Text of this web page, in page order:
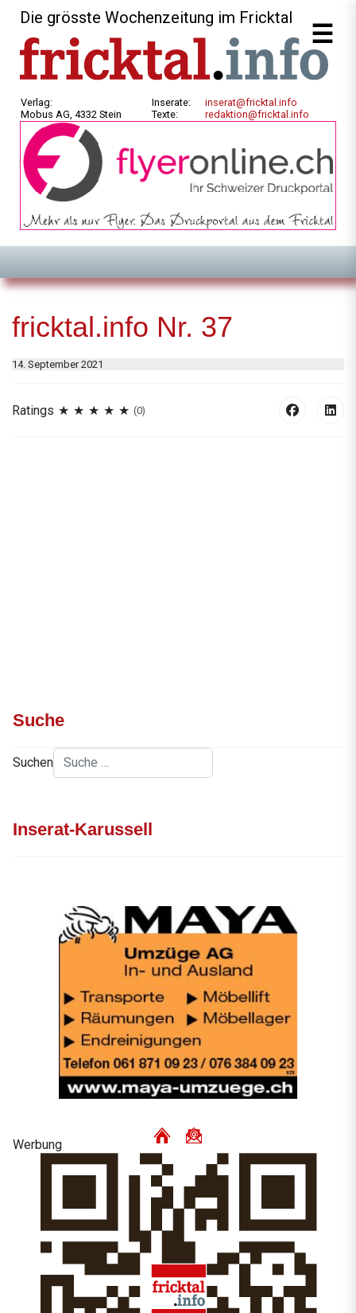
Die grösste Wochenzeitung im Fricktal
Verlag:
Mobus AG, 4332 Stein
Inserate:
Texte:
inserat@fricktal.info
redaktion@fricktal.info
fricktal.info Nr. 37
14. September 2021
Ratings (0)
Suche
Suchen
Inserat-Karussell
Werbung